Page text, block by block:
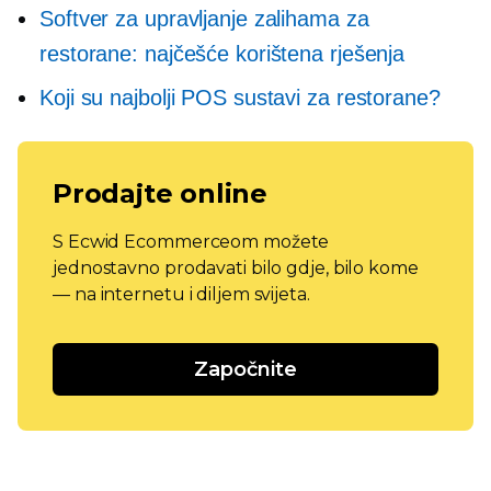
Softver za upravljanje zalihama za
restorane: najčešće korištena rješenja
Koji su najbolji POS sustavi za restorane?
Prodajte online
S Ecwid Ecommerceom možete
jednostavno prodavati bilo gdje, bilo kome
— na internetu i diljem svijeta.
Započnite